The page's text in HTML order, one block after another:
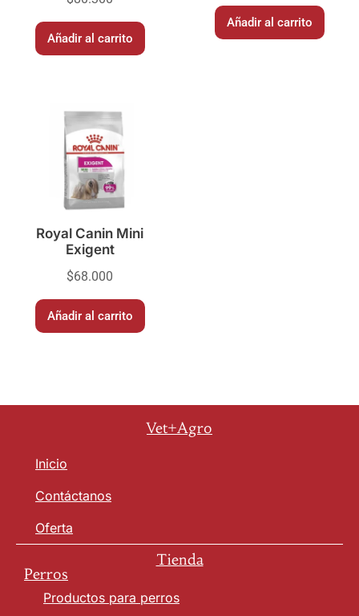
Añadir al carrito
Añadir al carrito
Royal Canin Mini
Exigent
$68.000
Añadir al carrito
Vet+Agro
Inicio
Contáctanos
Oferta
Tienda
Perros
Productos para perros